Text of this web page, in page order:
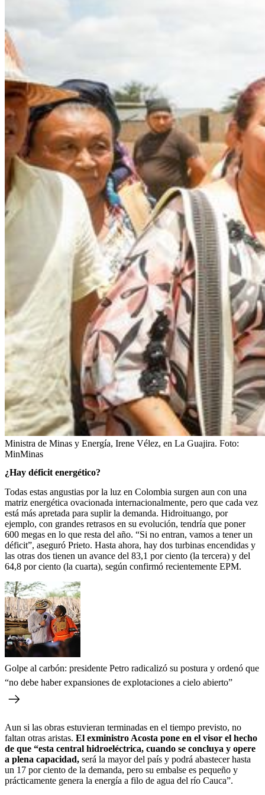
Ministra de Minas y Energía, Irene Vélez, en La Guajira. Foto:
MinMinas
¿Hay déficit energético?
Todas estas angustias por la luz en Colombia surgen aun con una
matriz energética ovacionada internacionalmente, pero que cada vez
está más apretada para suplir la demanda. Hidroituango, por
ejemplo, con grandes retrasos en su evolución, tendría que poner
600 megas en lo que resta del año. “Si no entran, vamos a tener un
déficit”, aseguró Prieto. Hasta ahora, hay dos turbinas encendidas y
las otras dos tienen un avance del 83,1 por ciento (la tercera) y del
64,8 por ciento (la cuarta), según confirmó recientemente EPM.
Golpe al carbón: presidente Petro radicalizó su postura y ordenó que
“no debe haber expansiones de explotaciones a cielo abierto”
Aun si las obras estuvieran terminadas en el tiempo previsto, no
faltan otras aristas. El exministro Acosta pone en el visor el hecho
de que “esta central hidroeléctrica, cuando se concluya y opere
a plena capacidad, será la mayor del país y podrá abastecer hasta
un 17 por ciento de la demanda, pero su embalse es pequeño y
prácticamente genera la energía a filo de agua del río Cauca”.